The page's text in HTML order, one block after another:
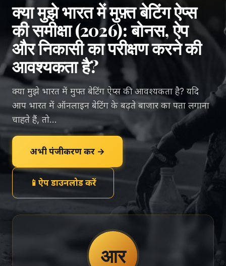
क्या मुझे भारत में मुफ़्त बेटिंग ऐप्स
की समीक्षा (2026): बोनस, ऐप
और निकासी का परीक्षण करने की
आवश्यकता है?
क्या मुझे भारत में मुफ्त बेटिंग ऐप्स की आवश्यकता है? यदि
आप भारत में ऑनलाइन बेटिंग के बढ़ते बाजार का पता लगाना
चाहते हैं, तो...
अभी पंजीकरण करें →
📱 ऐप डाउनलोड करें
आर